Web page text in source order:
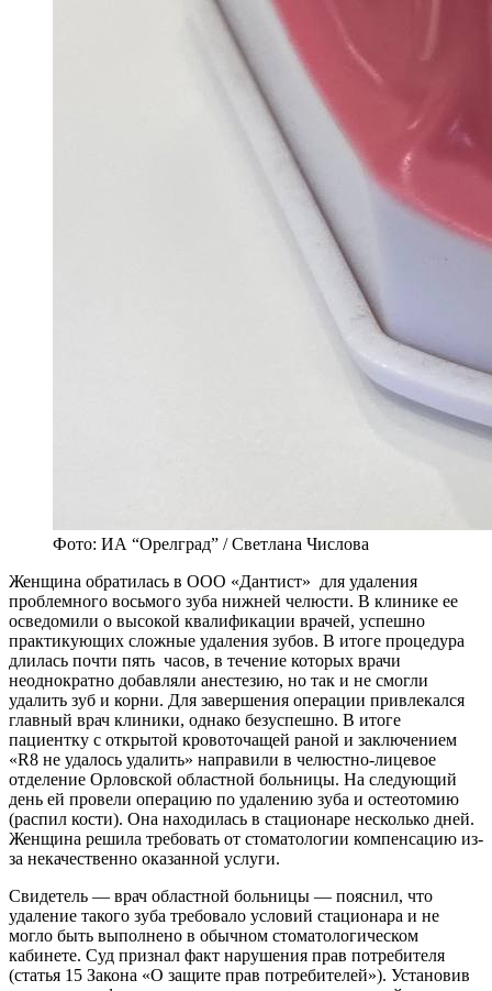
Фото: ИА “Орелград” / Светлана Числова
Женщина обратилась в ООО «Дантист» для удаления
проблемного восьмого зуба нижней челюсти. В клинике ее
осведомили о высокой квалификации врачей, успешно
практикующих сложные удаления зубов. В итоге процедура
длилась почти пять часов, в течение которых врачи
неоднократно добавляли анестезию, но так и не смогли
удалить зуб и корни. Для завершения операции привлекался
главный врач клиники, однако безуспешно. В итоге
пациентку с открытой кровоточащей раной и заключением
«R8 не удалось удалить» направили в челюстно-лицевое
отделение Орловской областной больницы. На следующий
день ей провели операцию по удалению зуба и остеотомию
(распил кости). Она находилась в стационаре несколько дней.
Женщина решила требовать от стоматологии компенсацию из-
за некачественно оказанной услуги.
Свидетель — врач областной больницы — пояснил, что
удаление такого зуба требовало условий стационара и не
могло быть выполнено в обычном стоматологическом
кабинете. Суд признал факт нарушения прав потребителя
(статья 15 Закона «О защите прав потребителей»). Установив